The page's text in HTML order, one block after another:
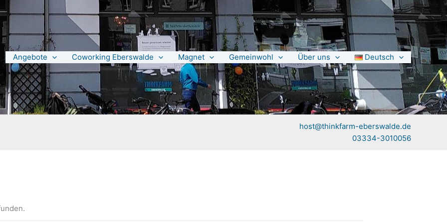
Angebote Coworking Eberswalde Magnet Gemeinwohl Über uns Deutsch
host@thinkfarm-eberswalde.de
03334-3010056